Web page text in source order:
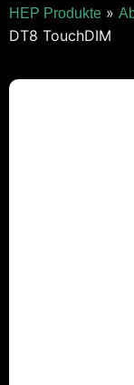
HEP Produkte »
DT8 TouchDIM